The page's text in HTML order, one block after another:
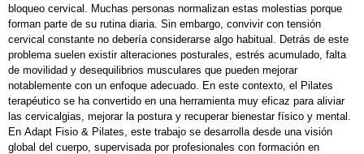
bloqueo cervical. Muchas personas normalizan estas molestias porque
forman parte de su rutina diaria. Sin embargo, convivir con tensión
cervical constante no debería considerarse algo habitual. Detrás de este
problema suelen existir alteraciones posturales, estrés acumulado, falta
de movilidad y desequilibrios musculares que pueden mejorar
notablemente con un enfoque adecuado. En este contexto, el Pilates
terapéutico se ha convertido en una herramienta muy eficaz para aliviar
las cervicalgias, mejorar la postura y recuperar bienestar físico y mental.
En Adapt Fisio & Pilates, este trabajo se desarrolla desde una visión
global del cuerpo, supervisada por profesionales con formación en